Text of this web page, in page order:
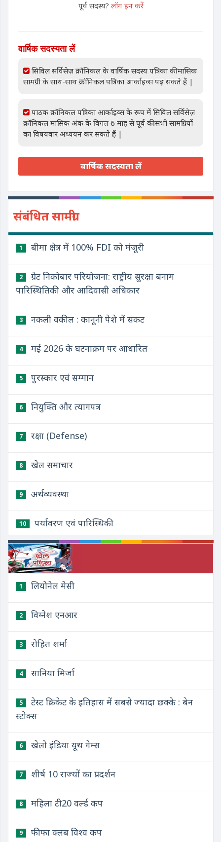
पूर्व सदस्य? लॉग इन करें
वार्षिक सदस्यता लें
सिविल सर्विसेज़ क्रॉनिकल के वार्षिक सदस्य पत्रिका की मासिक
सामग्री के साथ-साथ क्रॉनिकल पत्रिका आर्काइव्स पढ़ सकते हैं |
पाठक क्रॉनिकल पत्रिका आर्काइव्स के रूप में सिविल सर्विसेज़
क्रॉनिकल मासिक अंक के विगत 6 माह से पूर्व की सभी सामग्रियों
का विषयवार अध्ययन कर सकते हैं |
वार्षिक सदस्यता लें
संबंधित सामग्री
1 बीमा क्षेत्र में 100% FDI को मंजूरी
2
ग्रेट निकोबार परियोजना: राष्ट्रीय सुरक्षा बनाम
पारिस्थितिकी और आदिवासी अधिकार
3 नकली वकील : कानूनी पेशे में संकट
4 मई 2026 के घटनाक्रम पर आधारित
5 पुरस्कार एवं सम्मान
6 नियुक्ति और त्यागपत्र
7 रक्षा (Defense)
8 खेल समाचार
9 अर्थव्यवस्था
10 पर्यावरण एवं पारिस्थिकी
1 लियोनेल मेसी
2 विग्नेश एनआर
3 रोहित शर्मा
4 सानिया मिर्जा
5
टेस्ट क्रिकेट के इतिहास में सबसे ज्यादा छक्के : बेन
स्टोक्स
6 खेलो इंडिया यूथ गेम्स
7 शीर्ष 10 राज्यों का प्रदर्शन
8 महिला टी20 वर्ल्ड कप
9 फीफा क्लब विश्व कप